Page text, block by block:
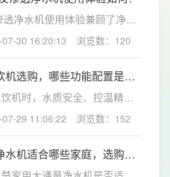
每年更换一次以保障出水口
透净水机使用体验兼顾了净水
和节水表现。产品采用
计，不占用过多厨下空间；
不同需求切换生活用水和直
房多场景用水需求，还有助
命。
30 16:20:13 浏览数：120
机选购，哪些功能配置是有
的？
机时，水质安全、控温精准
心的核心需求，接下来
讲解适合母婴家庭的必备功
、辅食、直饮对水温要求不
档精准控温功能，45℃低温
、100℃沸水冲泡茶饮一键
29 11:06:22 浏览数：152
水机适合哪些家庭，选购时
场景吗？